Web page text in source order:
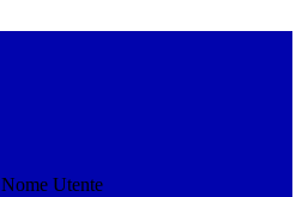
Nome Utente